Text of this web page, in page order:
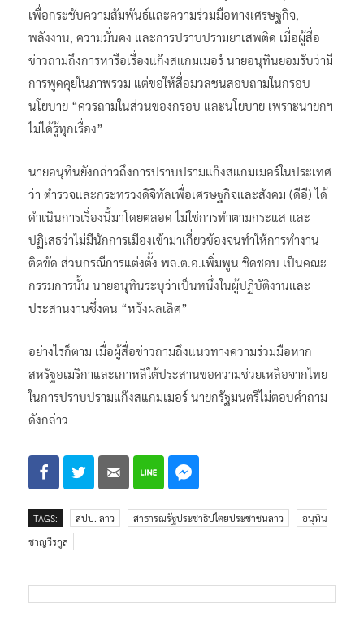
เพื่อกระชับความสัมพันธ์และความร่วมมือทางเศรษฐกิจ,
พลังงาน, ความมั่นคง และการปราบปรามยาเสพติด เมื่อผู้สื่อ
ข่าวถามถึงการหารือเรื่องแก๊งสแกมเมอร์ นายอนุทินยอมรับว่ามี
การพูดคุยในภาพรวม แต่ขอให้สื่อมวลชนสอบถามในกรอบ
นโยบาย “ควรถามในส่วนของกรอบ และนโยบาย เพราะนายกฯ
ไม่ได้รู้ทุกเรื่อง”
นายอนุทินยังกล่าวถึงการปราบปรามแก๊งสแกมเมอร์ในประเทศ
ว่า ตำรวจและกระทรวงดิจิทัลเพื่อเศรษฐกิจและสังคม (ดีอี) ได้
ดำเนินการเรื่องนี้มาโดยตลอด ไม่ใช่การทำตามกระแส และ
ปฏิเสธว่าไม่มีนักการเมืองเข้ามาเกี่ยวข้องจนทำให้การทำงาน
ติดขัด ส่วนกรณีการแต่งตั้ง พล.ต.อ.เพิ่มพูน ชิดชอบ เป็นคณะ
กรรมการนั้น นายอนุทินระบุว่าเป็นหนึ่งในผู้ปฏิบัติงานและ
ประสานงานซึ่งตน “หวังผลเลิศ”
อย่างไรก็ตาม เมื่อผู้สื่อข่าวถามถึงแนวทางความร่วมมือหาก
สหรัฐอเมริกาและเกาหลีใต้ประสานขอความช่วยเหลือจากไทย
ในการปราบปรามแก๊งสแกมเมอร์ นายกรัฐมนตรีไม่ตอบคำถาม
ดังกล่าว
TAGS: สปป. ลาว สาธารณรัฐประชาธิปไตยประชาชนลาว
อนุทิน
ชาญวีรกูล